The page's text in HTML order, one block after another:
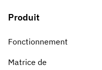
Produit
Fonctionnement
Matrice de